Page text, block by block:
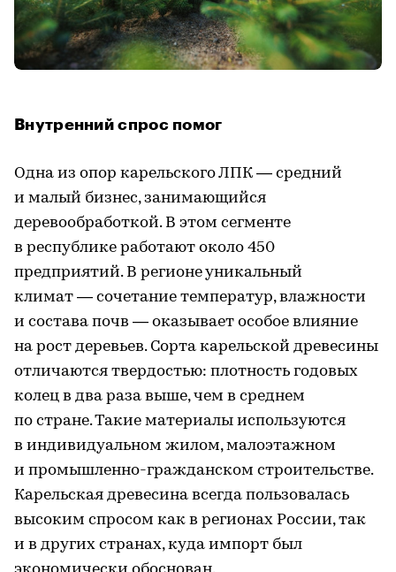
Внутренний спрос помог
Одна из опор карельского ЛПК — средний
и малый бизнес, занимающийся
деревообработкой. В этом сегменте
в республике работают около 450
предприятий. В регионе уникальный
климат — сочетание температур, влажности
и состава почв — оказывает особое влияние
на рост деревьев. Сорта карельской древесины
отличаются твердостью: плотность годовых
колец в два раза выше, чем в среднем
по стране. Такие материалы используются
в индивидуальном жилом, малоэтажном
и промышленно-гражданском строительстве.
Карельская древесина всегда пользовалась
высоким спросом как в регионах России, так
и в других странах, куда импорт был